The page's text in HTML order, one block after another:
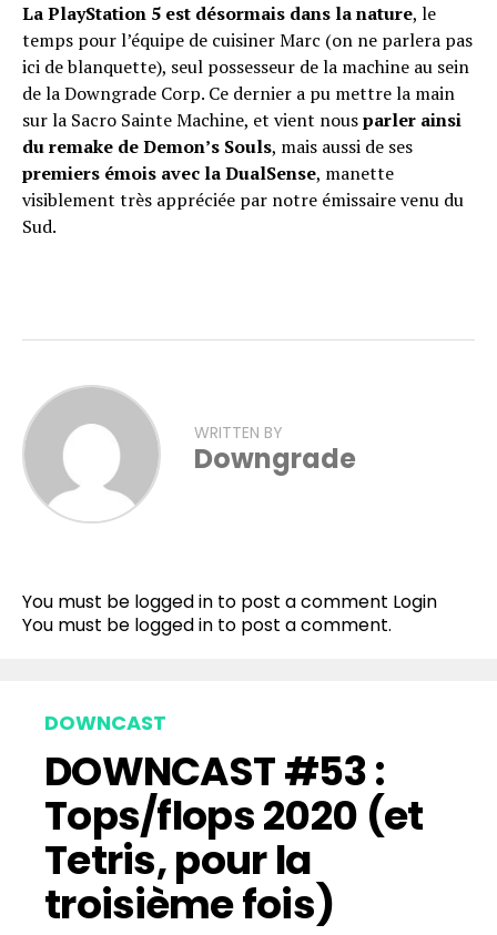
La PlayStation 5 est désormais dans la nature, le
temps pour l’équipe de cuisiner Marc (on ne parlera pas
ici de blanquette), seul possesseur de la machine au sein
de la Downgrade Corp. Ce dernier a pu mettre la main
sur la Sacro Sainte Machine, et vient nousparler ainsi
du remake de Demon’s Souls, mais aussi de ses
premiers émois avec la DualSense, manette
visiblement très appréciée par notre émissaire venu du
Sud.
WRITTEN BY
Downgrade
You must be logged in to post a comment Login
You must be logged in to post a comment.
DOWNCAST
DOWNCAST #53 :
Tops/flops 2020 (et
Tetris, pour la
troisième fois)